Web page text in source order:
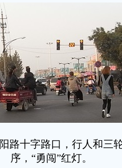
路十字路口，行人和三
序，“勇闯”红灯。